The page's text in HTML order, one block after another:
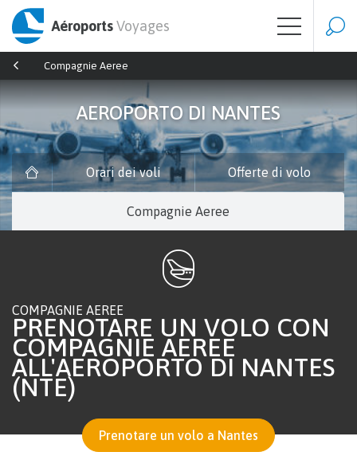
AéroportsVoyages
Compagnie Aeree
AEROPORTO DI NANTES
Orari dei voli Offerte di volo
Compagnie Aeree
COMPAGNIE AEREE
PRENOTARE UN VOLO CON
COMPAGNIE AEREE
ALL'AEROPORTO DI NANTES
(NTE)
Prenotare un volo a Nantes